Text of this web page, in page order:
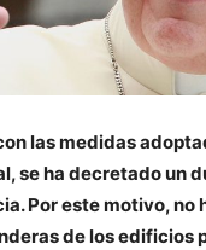
las medidas
se ha decretado un
Por este motivo, no
de los edificios